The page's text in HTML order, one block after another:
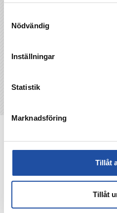
Nödvändig
Inställningar
Statistik
Marknadsföring
Tillåt
Tillåt
NYHETER